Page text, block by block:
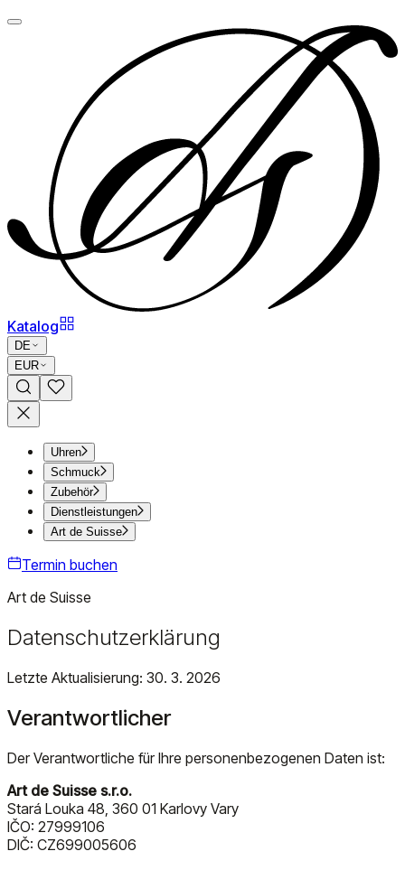
Katalog
DE
EUR
Uhren
Schmuck
Zubehör
Dienstleistungen
Art de Suisse
Termin buchen
Art de Suisse
Datenschutzerklärung
Letzte Aktualisierung: 30. 3. 2026
Verantwortlicher
Der Verantwortliche für Ihre personenbezogenen Daten ist:
Art de Suisse s.r.o.
Stará Louka 48, 360 01 Karlovy Vary
IČO: 27999106
DIČ: CZ699005606